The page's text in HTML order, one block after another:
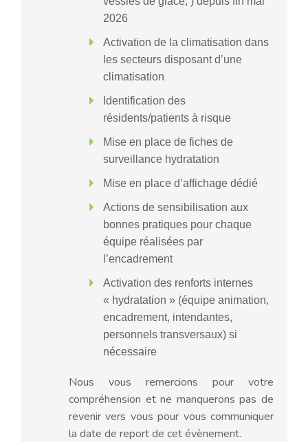
2026
Activation de la climatisation dans
les secteurs disposant d’une
climatisation
Identification des
résidents/patients à risque
Mise en place de fiches de
surveillance hydratation
Mise en place d’affichage dédié
Actions de sensibilisation aux
bonnes pratiques pour chaque
équipe réalisées par
l’encadrement
Activation des renforts internes
« hydratation » (équipe animation,
encadrement, intendantes,
personnels transversaux) si
nécessaire
Nous vous remercions pour votre
compréhension et ne manquerons pas de
revenir vers vous pour vous communiquer
la date de report de cet évènement.